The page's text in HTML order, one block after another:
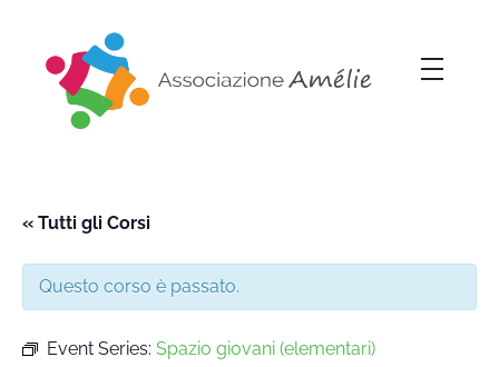
« Tutti gli Corsi
Questo corso è passato.
Event Series: Spazio giovani (elementari)